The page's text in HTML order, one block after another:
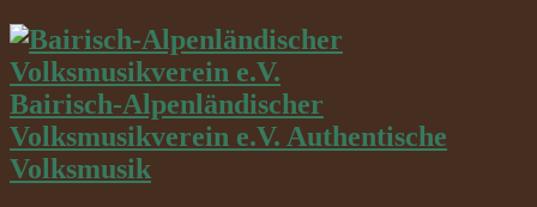
Bairisch-Alpenländischer
Volksmusikverein e.V. Authentische
Volksmusik